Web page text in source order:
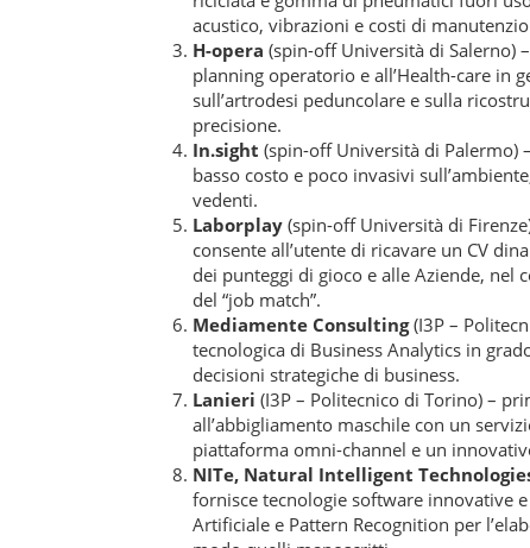
acustico, vibrazioni e costi di
H-opera (spin-off Università di Salerno)
planning operatorio e all’Health-care in
sull’artrodesi peduncolare e sulla
precisione.
In.sight (spin-off Università di Palermo)
basso costo e poco invasivi
vedenti.
Laborplay (spin-off Università di
consente all’utente di ricavare un CV
dei punteggi di gioco e alle Aziende,
del “job match”.
Mediamente Consulting(I3P –
tecnologica di Business Analytics in
decisioni strategiche di business.
Lanieri (I3P – Politecnico di Torino) –
all’abbigliamento maschile con un
piattaforma omni-channel e un
NITe, Natural Intelligent
fornisce tecnologie software innovative
Artificiale e Pattern Recognition per